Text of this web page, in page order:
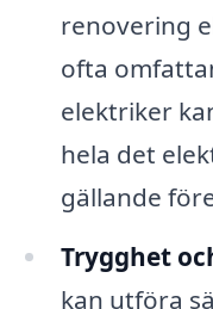
renovering
ofta
elektriker
hela det
gällande
Trygghet
kan utföra